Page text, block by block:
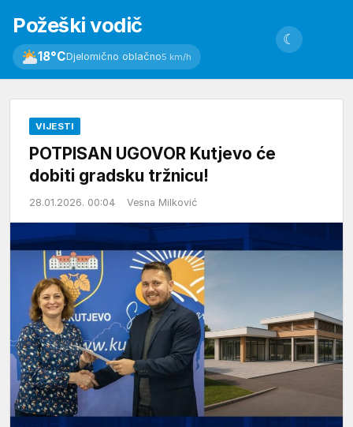
Požeški vodič
18°CDjelomično oblačno5 km/h
☾
VIJESTI
POTPISAN UGOVOR Kutjevo će
dobiti gradsku tržnicu!
28.01.2026. 00:04 Vesna Milković